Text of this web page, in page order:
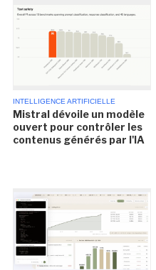
INTELLIGENCE ARTIFICIELLE
Mistral dévoile un modèle
ouvert pour contrôler les
contenus générés par l'IA